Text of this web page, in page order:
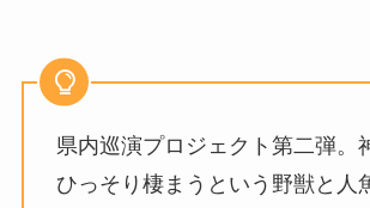
県内巡演プロジェクト第二弾。
ひっそり棲まうという野獣と人